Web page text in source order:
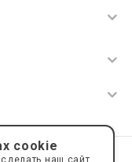
sale@a-ros.ru
cookie
наш сайт